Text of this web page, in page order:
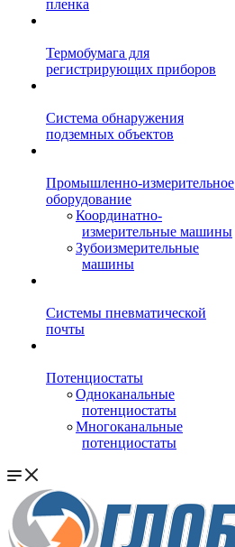
пленка
Термобумага для
регистрирующих приборов
Система обнаружения
подземных объектов
Промышленно-измерительное
оборудование
Координатно-
измерительные машины
Зубоизмерительные
машины
Системы пневматической
почты
Потенциостаты
Одноканальные
потенциостаты
Многоканальные
потенциостаты